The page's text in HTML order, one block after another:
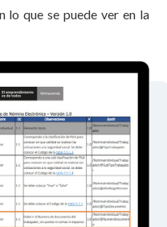
lo que se puede ver en la